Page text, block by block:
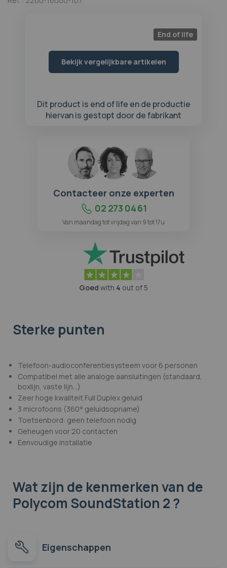
End of life
Bekijk vergelijkbare artikelen
Dit product is end of life en de productie
hiervan is gestopt door de fabrikant
begin
Contacteer onze experten
02 273 04 61
Van maandag tot vrijdag van 9 tot 17u
Goed with 4 out of 5
Sterke punten
Telefoon-audioconferentiesysteem voor 6 personen
Compatibel met alle analoge aansluitingen (standaard,
boxlijn, vaste lijn...)
Zeer hoge kwaliteit Full Duplex geluid
3 microfoons (360° geluidsopname)
Toetsenbord: geen telefoon nodig
Geheugen voor 20 contacten
Eenvoudige installatie
Wat zijn de kenmerkenvan de
Polycom SoundStation 2 ?
Eigenschappen